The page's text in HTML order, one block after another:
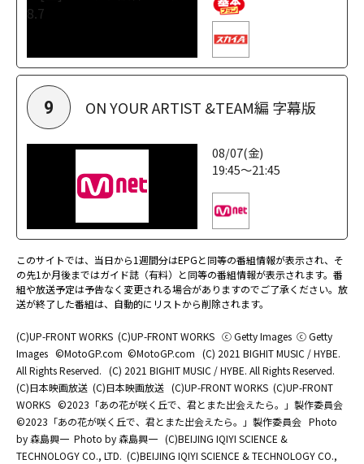
9 ON YOUR ARTIST &TEAM編 字幕版
08/07(金)
19:45～21:45
このサイトでは、当日から1週間分はEPGと同等の番組情報が表示され、そ
の先1か月後まではガイド誌（有料）と同等の番組情報が表示されます。番
組や放送予定は予告なく変更される場合がありますのでご了承ください。放
送が終了した番組は、自動的にリストから削除されます。
(C)UP-FRONT WORKS (C)UP-FRONT WORKS ⓒ Getty Images ⓒ Getty
Images ©MotoGP.com ©MotoGP.com (C) 2021 BIGHIT MUSIC / HYBE.
All Rights Reserved. (C) 2021 BIGHIT MUSIC / HYBE. All Rights Reserved.
(C)日本映画放送 (C)日本映画放送 (C)UP-FRONT WORKS (C)UP-FRONT
WORKS ©2023「あの花が咲く丘で、君とまた出会えたら。」製作委員会
©2023「あの花が咲く丘で、君とまた出会えたら。」製作委員会 Photo
by 森島興一 Photo by 森島興一 (C)BEIJING IQIYI SCIENCE &
TECHNOLOGY CO., LTD. (C)BEIJING IQIYI SCIENCE & TECHNOLOGY CO.,